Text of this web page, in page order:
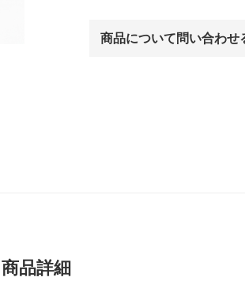
商品について問い合わせ
商品詳細